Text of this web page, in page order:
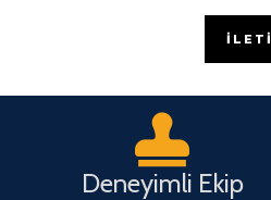
Deneyimli Ekip